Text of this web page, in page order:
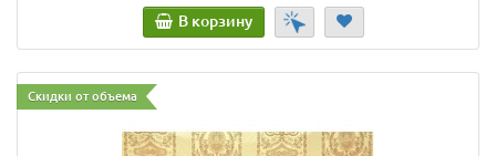
В корзину
Скидки от объема